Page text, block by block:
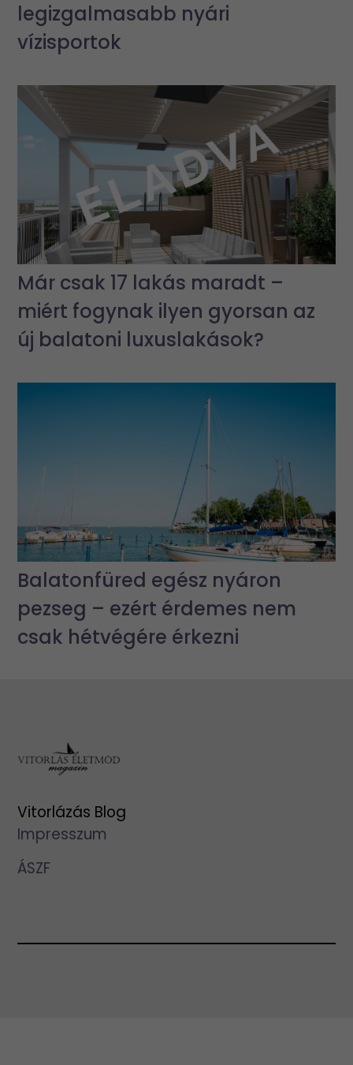
legizgalmasabb nyári
vízisportok
Már csak 17 lakás maradt –
miért fogynak ilyen gyorsan az
új balatoni luxuslakások?
Balatonfüred egész nyáron
pezseg – ezért érdemes nem
csak hétvégére érkezni
Vitorlázás Blog
Impresszum
ÁSZF